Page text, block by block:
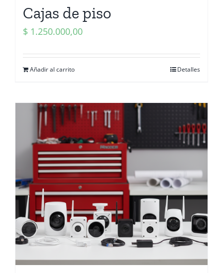
Cajas de piso
$ 1.250.000,00
Añadir al carrito Detalles